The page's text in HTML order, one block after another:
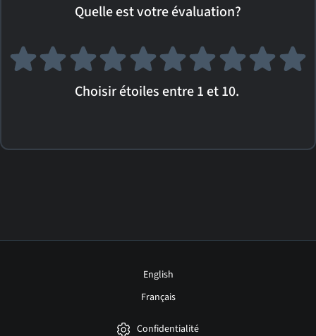
Quelle est votre évaluation?
Choisir étoiles entre 1 et 10.
English
Français
Confidentialité